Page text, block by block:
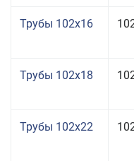
Трубы 102x16
Трубы 102x18
Трубы 102x22